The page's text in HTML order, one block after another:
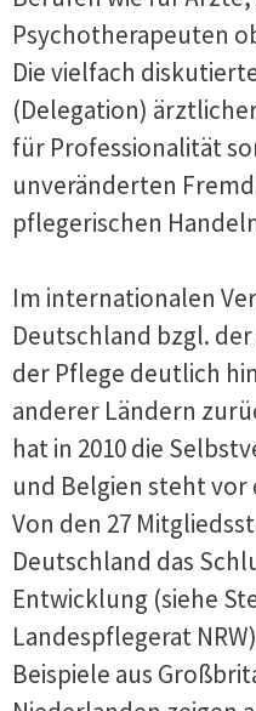
Psychotherapeuten
Die vielfach
(Delegation)
für Professionalität
unveränderten
pflegerischen
Im internationalen
Deutschland bzgl.
der Pflege deutlich
anderer Ländern
hat in 2010 die
und Belgien steht
Von den 27
Deutschland das
Entwicklung (siehe
Landespflegerat
Beispiele aus